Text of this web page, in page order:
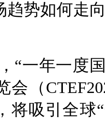
趋势如何走
“一年一度
会（
将吸引全球